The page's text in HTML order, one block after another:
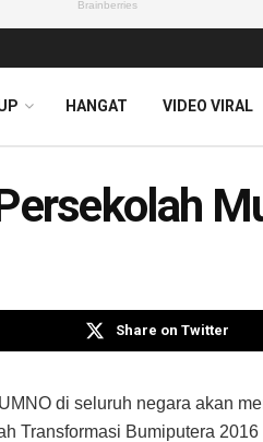
HANGAT VIDEO VIRAL
Share on Twitter
di seluruh negara akan
Transformasi Bumiputera 2016